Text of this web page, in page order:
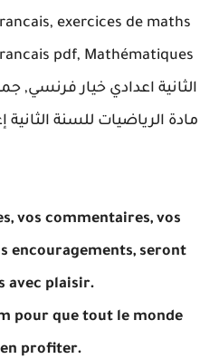
exercices de maths
pdf, Mathématiques
مادة الرياضيات للسنة الثانية
vos commentaires, vos
encouragements, seront
avec plaisir.
pour que tout le monde
profiter.